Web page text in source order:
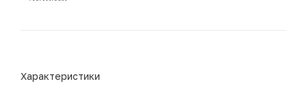
Характеристики